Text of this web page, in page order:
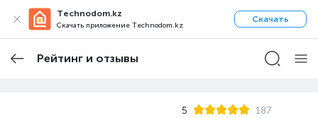
Technodom.kz
Скачать приложение Technodom.kz
Скачать
Рейтинг и отзывы
5
187